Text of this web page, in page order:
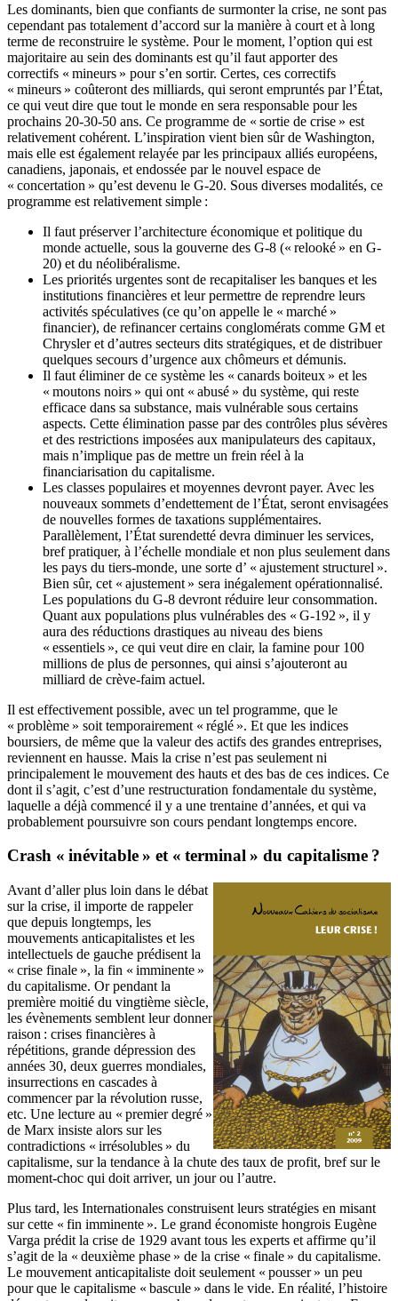
Les dominants, bien que confiants de surmonter la crise, ne sont pas
cependant pas totalement d’accord sur la manière à court et à long
terme de reconstruire le système. Pour le moment, l’option qui est
majoritaire au sein des dominants est qu’il faut apporter des
correctifs « mineurs » pour s’en sortir. Certes, ces correctifs
« mineurs » coûteront des milliards, qui seront empruntés par l’État,
ce qui veut dire que tout le monde en sera responsable pour les
prochains 20-30-50 ans. Ce programme de « sortie de crise » est
relativement cohérent. L’inspiration vient bien sûr de Washington,
mais elle est également relayée par les principaux alliés européens,
canadiens, japonais, et endossée par le nouvel espace de
« concertation » qu’est devenu le G-20. Sous diverses modalités, ce
programme est relativement simple :
Il faut préserver l’architecture économique et politique du
monde actuelle, sous la gouverne des G-8 (« relooké » en G-
20) et du néolibéralisme.
Les priorités urgentes sont de recapitaliser les banques et les
institutions financières et leur permettre de reprendre leurs
activités spéculatives (ce qu’on appelle le « marché »
financier), de refinancer certains conglomérats comme GM et
Chrysler et d’autres secteurs dits stratégiques, et de distribuer
quelques secours d’urgence aux chômeurs et démunis.
Il faut éliminer de ce système les « canards boiteux » et les
« moutons noirs » qui ont « abusé » du système, qui reste
efficace dans sa substance, mais vulnérable sous certains
aspects. Cette élimination passe par des contrôles plus sévères
et des restrictions imposées aux manipulateurs des capitaux,
mais n’implique pas de mettre un frein réel à la
financiarisation du capitalisme.
Les classes populaires et moyennes devront payer. Avec les
nouveaux sommets d’endettement de l’État, seront envisagées
de nouvelles formes de taxations supplémentaires.
Parallèlement, l’État surendetté devra diminuer les services,
bref pratiquer, à l’échelle mondiale et non plus seulement dans
les pays du tiers-monde, une sorte d’ « ajustement structurel ».
Bien sûr, cet « ajustement » sera inégalement opérationnalisé.
Les populations du G-8 devront réduire leur consommation.
Quant aux populations plus vulnérables des « G-192 », il y
aura des réductions drastiques au niveau des biens
« essentiels », ce qui veut dire en clair, la famine pour 100
millions de plus de personnes, qui ainsi s’ajouteront au
milliard de crève-faim actuel.
Il est effectivement possible, avec un tel programme, que le
« problème » soit temporairement « réglé ». Et que les indices
boursiers, de même que la valeur des actifs des grandes entreprises,
reviennent en hausse. Mais la crise n’est pas seulement ni
principalement le mouvement des hauts et des bas de ces indices. Ce
dont il s’agit, c’est d’une restructuration fondamentale du système,
laquelle a déjà commencé il y a une trentaine d’années, et qui va
probablement poursuivre son cours pendant longtemps encore.
Crash « inévitable » et « terminal » du capitalisme ?
Avant d’aller plus loin dans le débat
sur la crise, il importe de rappeler
que depuis longtemps, les
mouvements anticapitalistes et les
intellectuels de gauche prédisent la
« crise finale », la fin « imminente »
du capitalisme. Or pendant la
première moitié du vingtième siècle,
les évènements semblent leur donner
raison : crises financières à
répétitions, grande dépression des
années 30, deux guerres mondiales,
insurrections en cascades à
commencer par la révolution russe,
etc. Une lecture au « premier degré »
de Marx insiste alors sur les
contradictions « irrésolubles » du
capitalisme, sur la tendance à la chute des taux de profit, bref sur le
moment-choc qui doit arriver, un jour ou l’autre.
Plus tard, les Internationales construisent leurs stratégies en misant
sur cette « fin imminente ». Le grand économiste hongrois Eugène
Varga prédit la crise de 1929 avant tous les experts et affirme qu’il
s’agit de la « deuxième phase » de la crise « finale » du capitalisme.
Le mouvement anticapitaliste doit seulement « pousser » un peu
pour que le capitalisme « bascule » dans le vide. En réalité, l’histoire